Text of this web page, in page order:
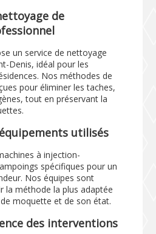
de
un service de nettoyage
Denis, idéal pour les
Nos méthodes de
pour éliminer les taches,
tout en préservant la
utilisés
à injection-
spécifiques pour un
Nos équipes sont
la méthode la plus adaptée
moquette et de son état.
des interventions